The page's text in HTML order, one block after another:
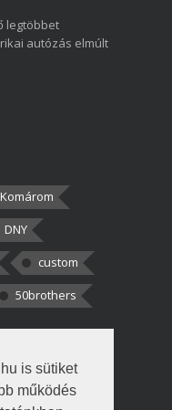
is sütiket
működés
legtöbbet
autózás elmúlt
Komárom
DNY
custom
50brothers
csak két
hogy fél autót,